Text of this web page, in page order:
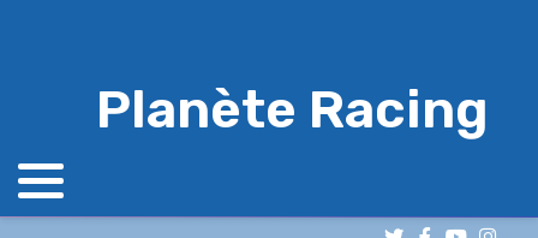
Planète Racing